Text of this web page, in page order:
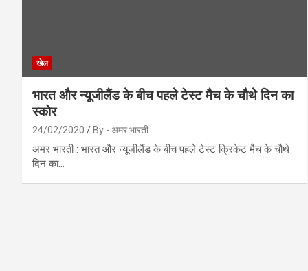
खेल
भारत और न्यूजीलैंड के बीच पहले टेस्ट मैच के चौथे दिन का
स्कोर
24/02/2020 By - अमर भारती
अमर भारती : भारत और न्यूजीलैंड के बीच पहले टेस्ट क्रिकेट मैच के चौथे
दिन का…